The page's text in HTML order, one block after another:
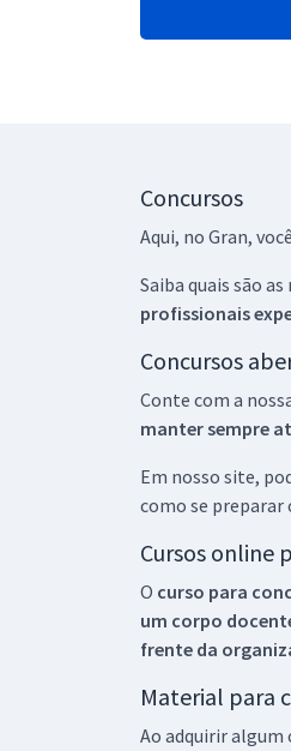
Concursos
Aqui, no Gran,
Saiba quais são
profissionais
Concursos
Conte com a
manter sempre
Em nosso site,
como se preparar
Cursos online
O curso para
um corpo
frente da
Material para
Ao adquirir algum